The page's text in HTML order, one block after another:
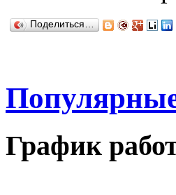
Поделиться…
График